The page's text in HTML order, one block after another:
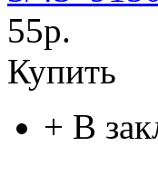
55р.
Купить
+ В